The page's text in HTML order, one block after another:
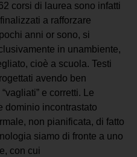
corsi di laurea sono infatti
a rafforzare
anni or sono, si
in unambiente,
cioè a scuola. Testi
avendo ben
e corretti. Le
dominio incontrastato
non pianificata, di fatto
siamo di fronte a uno
con cui